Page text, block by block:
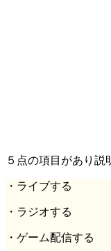
５点の項目があり説
・ライブする
・ラジオする
・ゲーム配信する